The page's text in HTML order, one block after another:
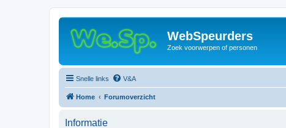
WebSpeurders
Zoek voorwerpen of personen
Snelle links V&A
Home Forumoverzicht
Informatie